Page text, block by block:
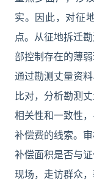
实。因此，对征
点。从征地拆迁
部控制存在的薄弱
通过勘测丈量资
比对，分析勘测
相关性和一致性
补偿费的线索。
补偿面积是否与
现场，走访群众